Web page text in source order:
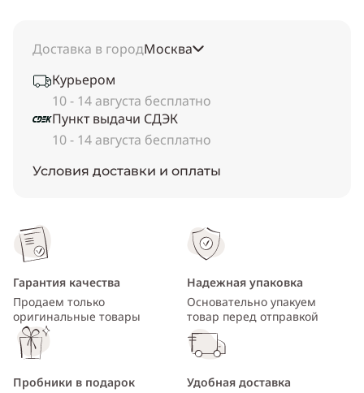
Доставка в городМосква
Курьером
10 - 14 августа бесплатно
Пункт выдачи СДЭК
10 - 14 августа бесплатно
Условия доставки и оплаты
Гарантия качества
Продаем только
оригинальные товары
Надежная упаковка
Основательно упакуем
товар перед отправкой
Пробники в подарок
Удобная доставка